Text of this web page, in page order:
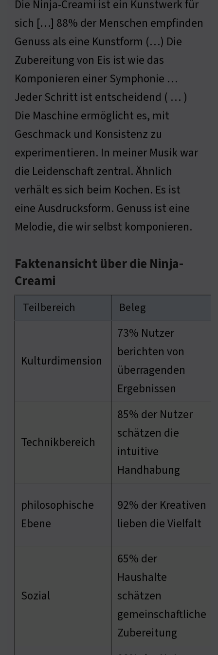
Die Ninja-Creami ist ein Kunstwerk für
sich […] 88% der Menschen empfinden
Genuss als eine Kunstform (…) Die
Zubereitung von Eis ist wie das
Komponieren einer Symphonie …
Jeder Schritt ist entscheidend ( … )
Die Maschine ermöglicht es, mit
Geschmack und Konsistenz zu
experimentieren. In meiner Musik war
die Leidenschaft zentral. Ähnlich
verhält es sich beim Kochen. Es ist
eine Ausdrucksform. Genuss ist eine
Melodie, die wir selbst komponieren.
Faktenansicht über die Ninja-
Creami
Teilbereich Beleg
Kulturdimension
73% Nutzer
berichten von
überragenden
Ergebnissen
Technikbereich
85% der Nutzer
schätzen die
intuitive
Handhabung
philosophische
Ebene
92% der Kreativen
lieben die Vielfalt
Sozial
65% der
Haushalte
schätzen
gemeinschaftliche
Zubereitung